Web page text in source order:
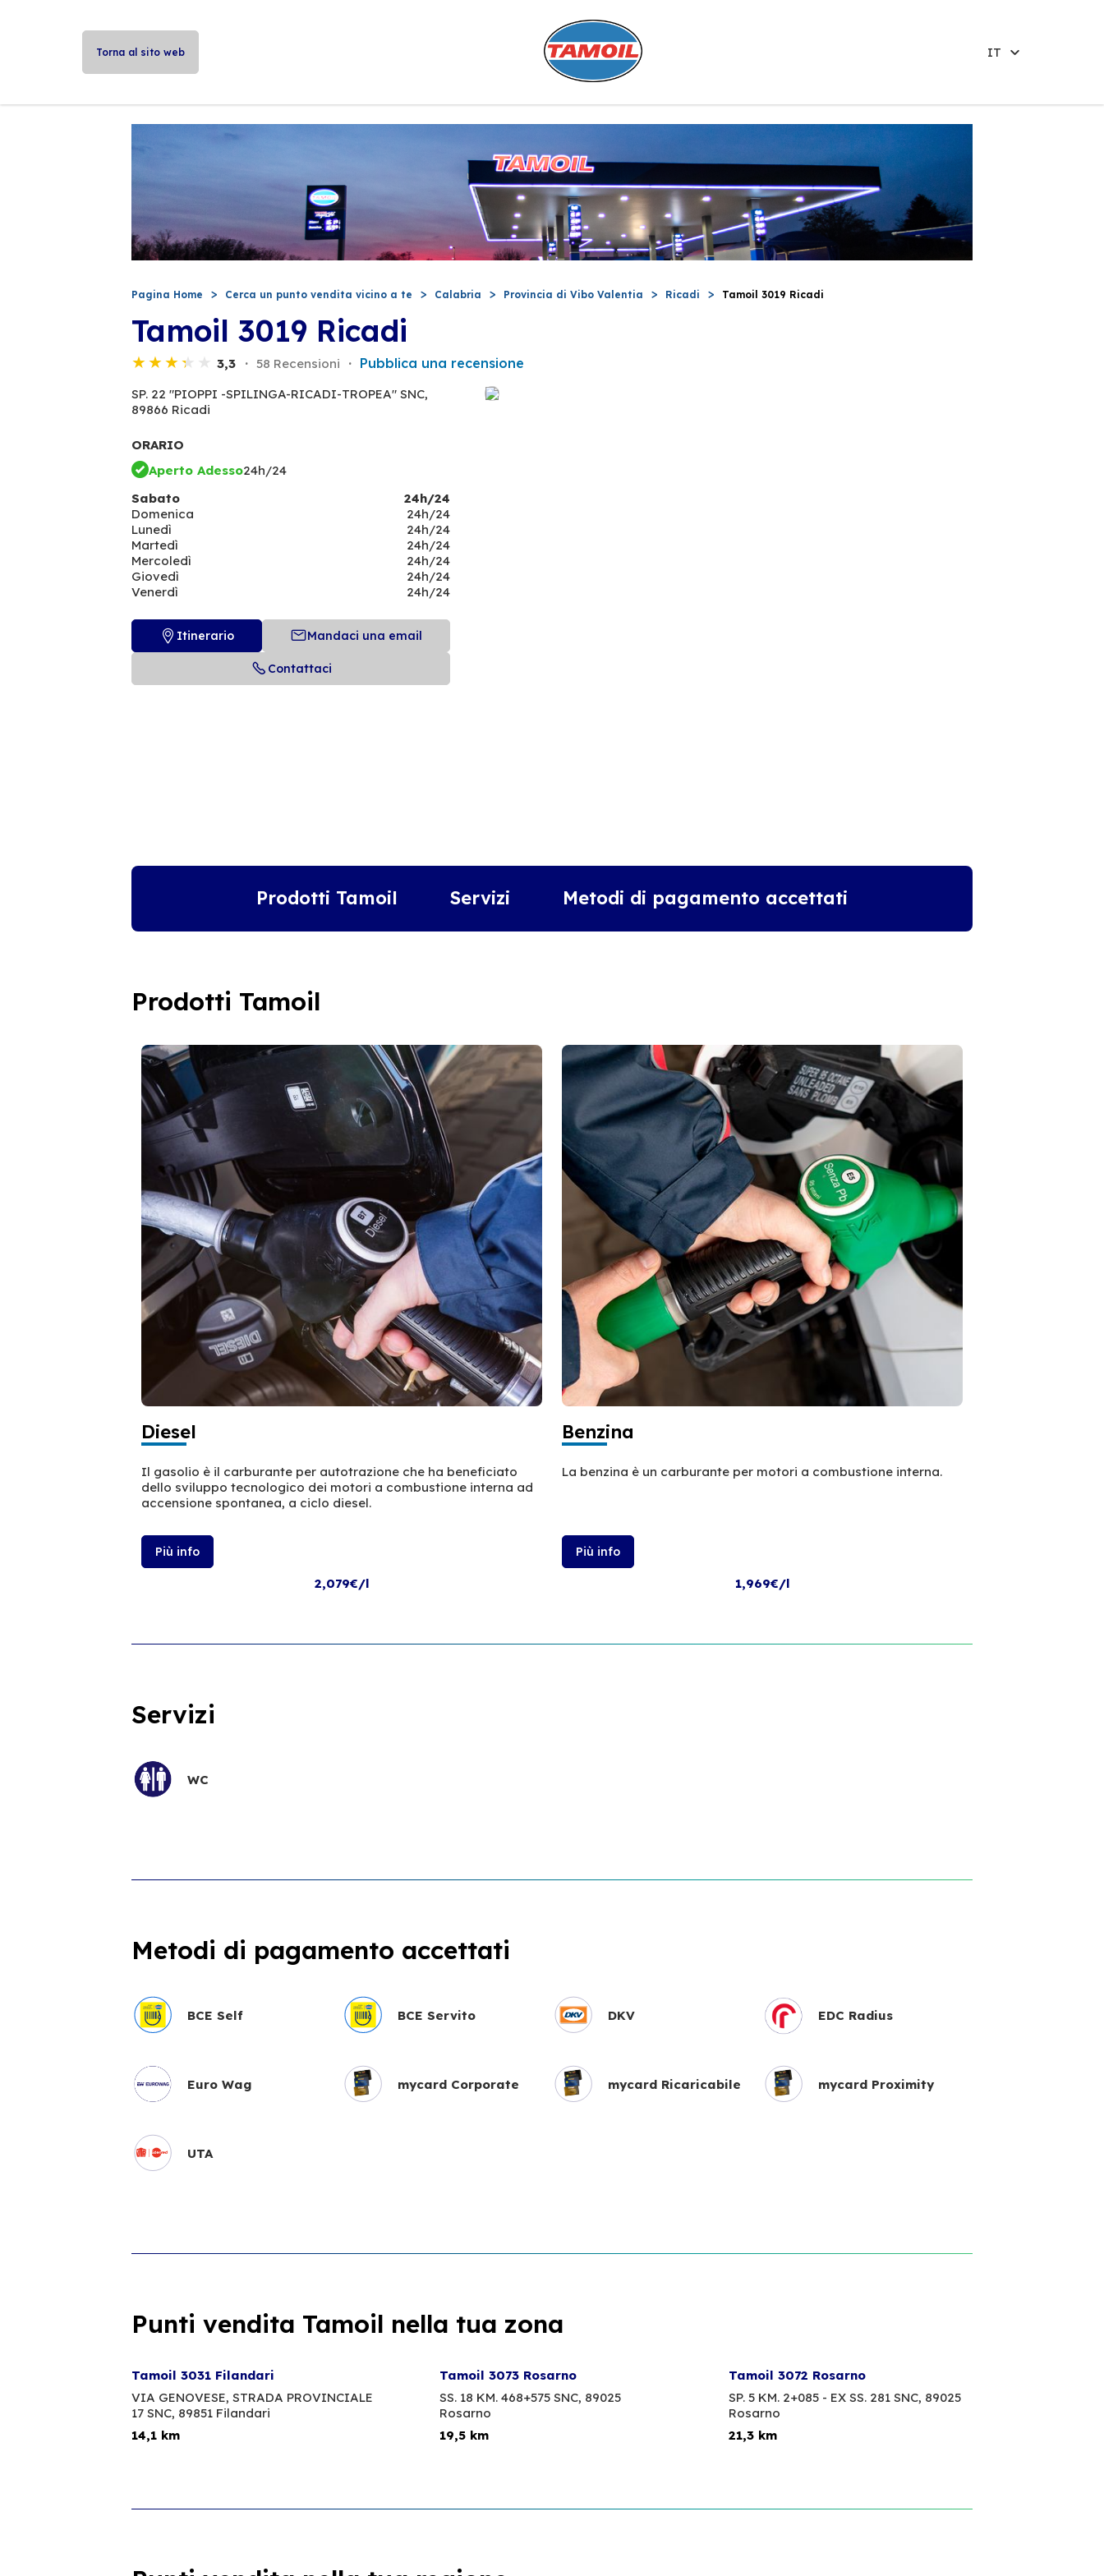
Torna al sito web IT
Pagina Home Cerca un punto vendita vicino a te Calabria Provincia di Vibo Valentia Ricadi Tamoil 3019 Ricadi
Tamoil 3019 Ricadi
3,3 58 Recensioni Pubblica una recensione
SP. 22 "PIOPPI -SPILINGA-RICADI-TROPEA" SNC,
89866 Ricadi
ORARIO
Aperto Adesso24h/24
Sabato
24h/24
Domenica
24h/24
Lunedì
24h/24
Martedì
24h/24
Mercoledì
24h/24
Giovedì
24h/24
Venerdì
24h/24
Itinerario Mandaci una email
Contattaci
Prodotti Tamoil Servizi Metodi di pagamento accettati
Prodotti Tamoil
Diesel
Il gasolio è il carburante per autotrazione che ha beneficiato
dello sviluppo tecnologico dei motori a combustione interna ad
accensione spontanea, a ciclo diesel.
Più info
2,079€/l
Benzina
La benzina è un carburante per motori a combustione interna.
Più info
1,969€/l
Servizi
WC
Metodi di pagamento accettati
BCE Self BCE Servito DKV EDC Radius
Euro Wag mycard Corporate mycard Ricaricabile mycard Proximity
UTA
Punti vendita Tamoil nella tua zona
Tamoil 3031 Filandari
VIA GENOVESE, STRADA PROVINCIALE
17 SNC, 89851 Filandari
14,1 km
Tamoil 3073 Rosarno
SS. 18 KM. 468+575 SNC, 89025
Rosarno
19,5 km
Tamoil 3072 Rosarno
SP. 5 KM. 2+085 - EX SS. 281 SNC, 89025
Rosarno
21,3 km